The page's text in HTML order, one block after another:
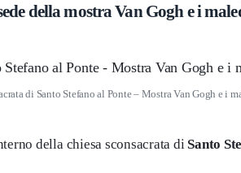
della mostra Van Gogh e i
di Santo Stefano al Ponte – Mostra Van Gogh e i
della chiesa sconsacrata di Santo